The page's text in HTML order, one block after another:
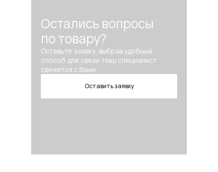
Остались вопросы
по товару?
Оставьте заявку, выбрав удобный
способ для связи. Наш специалист
свяжется с Вами.
Оставить заявку